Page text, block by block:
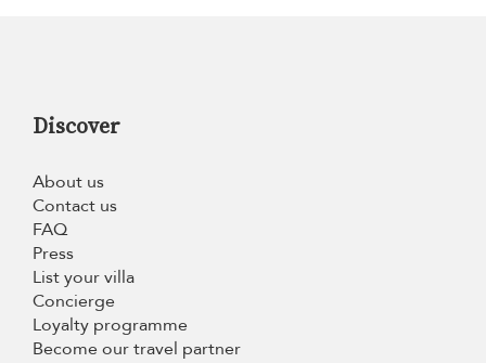
Discover
About us
Contact us
FAQ
Press
List your villa
Concierge
Loyalty programme
Become our travel partner